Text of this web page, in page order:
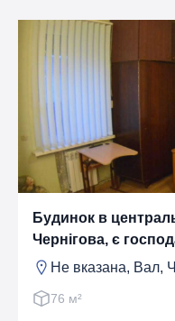
Будинок в
Чернігова, є
Не вказана, Вал,
76 м²